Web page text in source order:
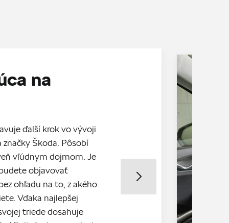
na
ďalší krok vo vývoji
značky Škoda. Pôsobí
vľúdnym dojmom. Je
objavovať
ohľadu na to, z akého
Vďaka najlepšej
triede dosahuje